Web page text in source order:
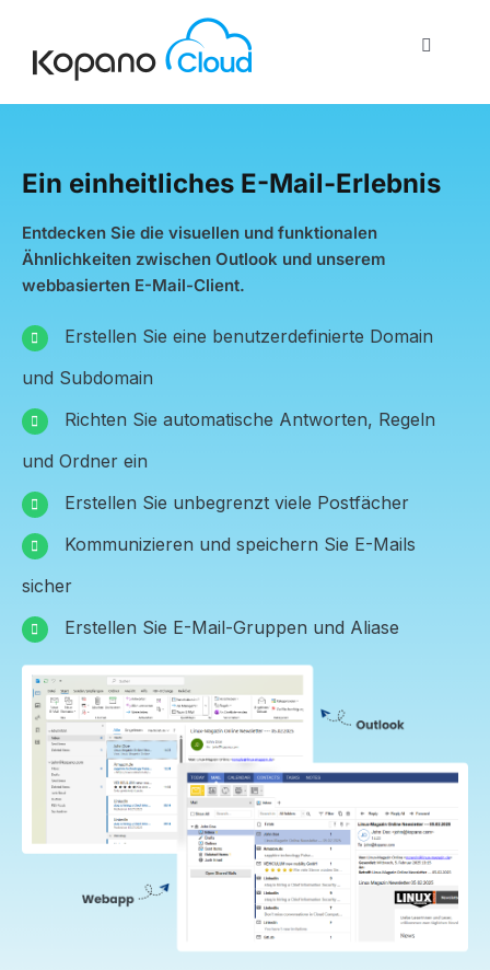
springen
Toggle
Funktionen
Dienstleistungen
Kontakt
Anmelden
Ein einheitliches E-Mail-Erlebnis
Entdecken Sie die visuellen und funktionalen
Ähnlichkeiten zwischen Outlook und unserem
webbasierten E-Mail-Client.
Erstellen Sie eine benutzerdefinierte Domain
und Subdomain
Richten Sie automatische Antworten, Regeln
und Ordner ein
Erstellen Sie unbegrenzt viele Postfächer
Kommunizieren und speichern Sie E-Mails
sicher
Erstellen Sie E-Mail-Gruppen und Aliase